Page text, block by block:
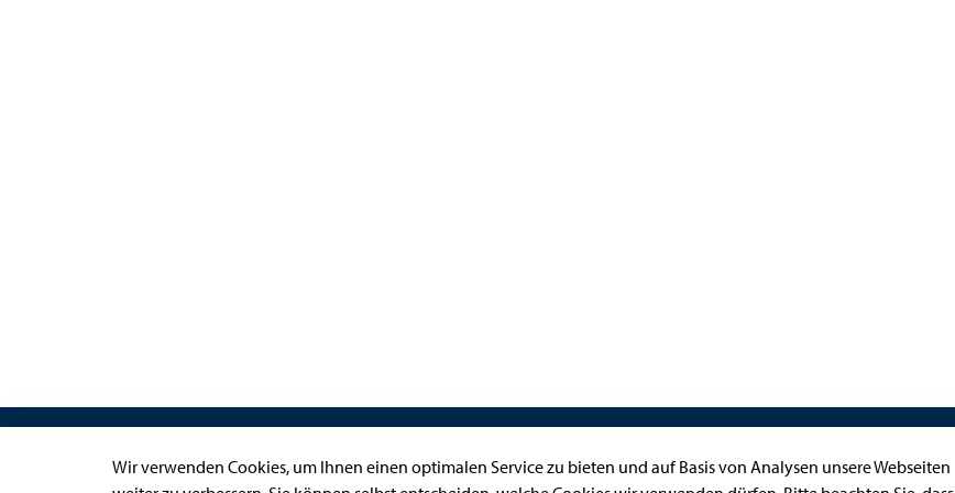
Links Kontakt
Wir verwenden Cookies, um Ihnen einen optimalen Service zu bieten und auf Basis von Analysen unsere Webseiten